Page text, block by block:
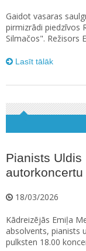
Gaidot vasaras
pirmizrādi piedzīvos
Silmačos". Režisors
Lasīt tālāk
Pianists
18/03/2026
Kādreizējās Emiļa
absolvents, pianists
pulksten 18.00